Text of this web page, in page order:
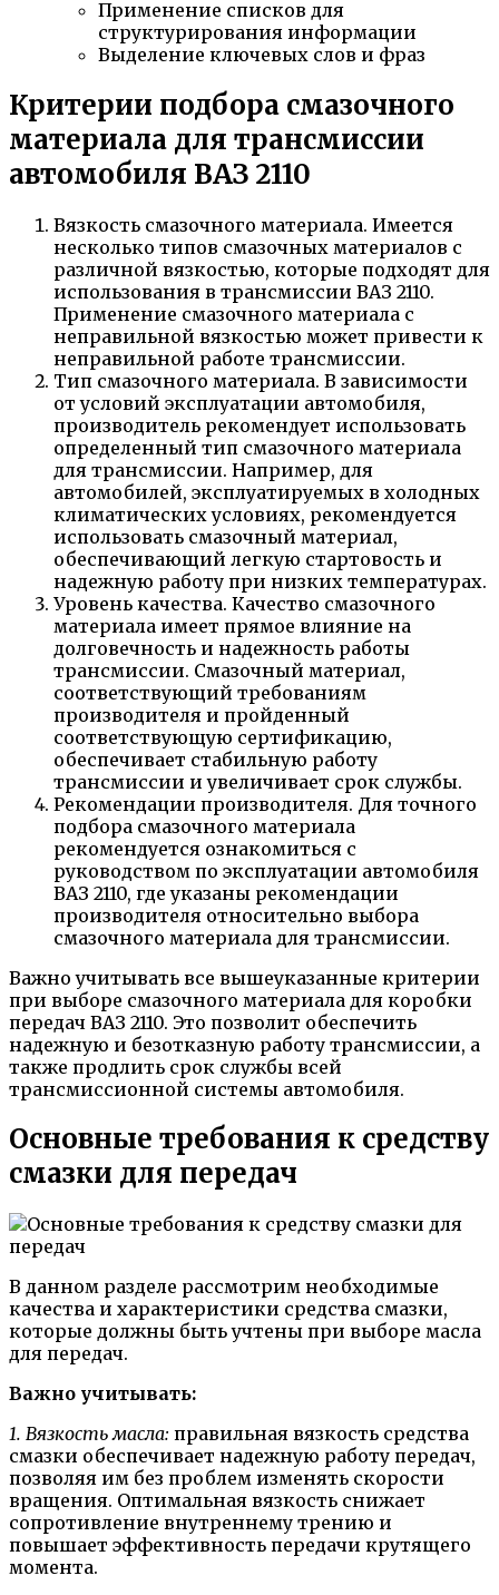
Применение списков для
структурирования информации
Выделение ключевых слов и фраз
Критерии подбора смазочного
материала для трансмиссии
автомобиля ВАЗ 2110
Вязкость смазочного материала. Имеется
несколько типов смазочных материалов с
различной вязкостью, которые подходят для
использования в трансмиссии ВАЗ 2110.
Применение смазочного материала с
неправильной вязкостью может привести к
неправильной работе трансмиссии.
Тип смазочного материала. В зависимости
от условий эксплуатации автомобиля,
производитель рекомендует использовать
определенный тип смазочного материала
для трансмиссии. Например, для
автомобилей, эксплуатируемых в холодных
климатических условиях, рекомендуется
использовать смазочный материал,
обеспечивающий легкую стартовость и
надежную работу при низких температурах.
Уровень качества. Качество смазочного
материала имеет прямое влияние на
долговечность и надежность работы
трансмиссии. Смазочный материал,
соответствующий требованиям
производителя и пройденный
соответствующую сертификацию,
обеспечивает стабильную работу
трансмиссии и увеличивает срок службы.
Рекомендации производителя. Для точного
подбора смазочного материала
рекомендуется ознакомиться с
руководством по эксплуатации автомобиля
ВАЗ 2110, где указаны рекомендации
производителя относительно выбора
смазочного материала для трансмиссии.
Важно учитывать все вышеуказанные критерии
при выборе смазочного материала для коробки
передач ВАЗ 2110. Это позволит обеспечить
надежную и безотказную работу трансмиссии, а
также продлить срок службы всей
трансмиссионной системы автомобиля.
Основные требования к средству
смазки для передач
В данном разделе рассмотрим необходимые
качества и характеристики средства смазки,
которые должны быть учтены при выборе масла
для передач.
Важно учитывать:
1. Вязкость масла: правильная вязкость средства
смазки обеспечивает надежную работу передач,
позволяя им без проблем изменять скорости
вращения. Оптимальная вязкость снижает
сопротивление внутреннему трению и
повышает эффективность передачи крутящего
момента.